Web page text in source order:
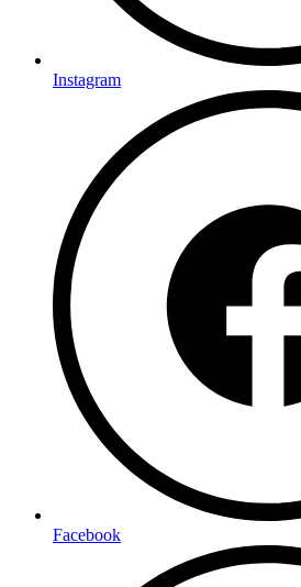
Instagram
Facebook